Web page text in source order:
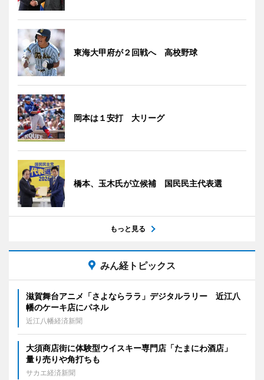
東海大甲府が２回戦へ 高校野球
岡本は１安打 大リーグ
橋本、玉木氏が立候補 国民民主代表選
もっと見る
みん経トピックス
滋賀舞台アニメ「さよならララ」デジタルラリー 近江八
幡のケーキ店にパネル
近江八幡経済新聞
大須商店街に体験型ウイスキー専門店「たまにわ酒店」
量り売りや角打ちも
サカエ経済新聞